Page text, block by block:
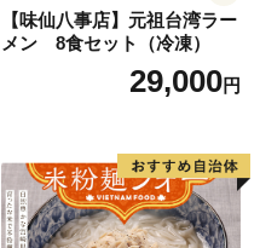
【味仙八事店】元祖台湾ラー
メン 8食セット（冷凍）
29,000円